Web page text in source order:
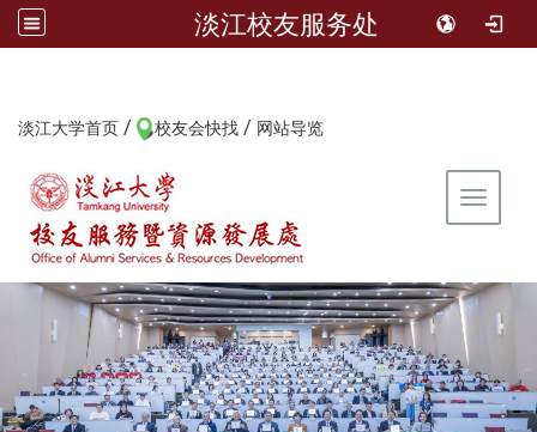
淡江校友服务处
淡江大学首页 / 校友会快找 / 网站导览
Toggle